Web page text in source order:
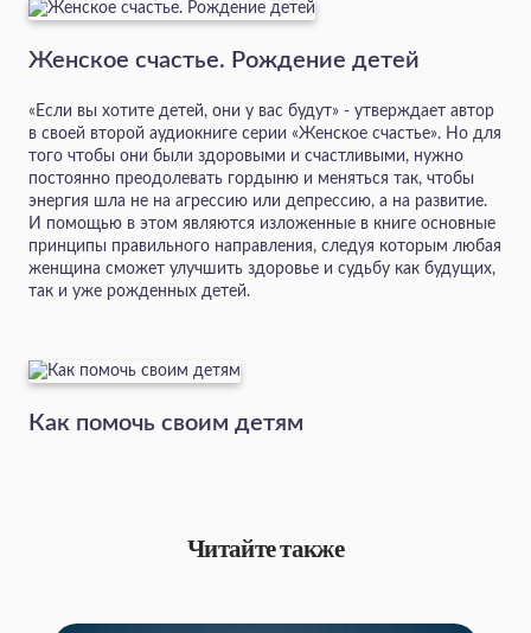
Женское счастье. Рождение детей
«Если вы хотите детей, они у вас будут» - утверждает автор
в своей второй аудиокниге серии «Женское счастье». Но для
того чтобы они были здоровыми и счастливыми, нужно
постоянно преодолевать гордыню и меняться так, чтобы
энергия шла не на агрессию или депрессию, а на развитие.
И помощью в этом являются изложенные в книге основные
принципы правильного направления, следуя которым любая
женщина сможет улучшить здоровье и судьбу как будущих,
так и уже рожденных детей.
Как помочь своим детям
Читайте также